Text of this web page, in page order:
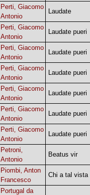
Perti, Giacomo
Antonio
Laudate
Perti, Giacomo
Antonio
Laudate pueri
Perti, Giacomo
Antonio
Laudate pueri
Perti, Giacomo
Antonio
Laudate pueri
Perti, Giacomo
Antonio
Laudate pueri
Perti, Giacomo
Antonio
Laudate pueri
Perti, Giacomo
Antonio
Laudate pueri
Petroni,
Antonio
Beatus vir
Piombi, Anton
Francesco
Chi a tal vista
Portugal da